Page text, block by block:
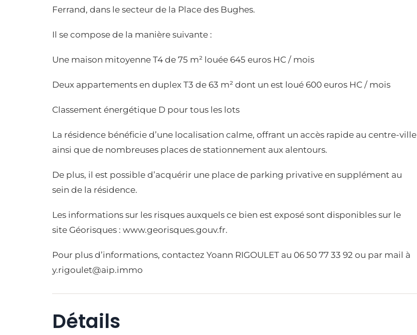
Ferrand, dans le secteur de la Place des Bughes.
Il se compose de la manière suivante :
Une maison mitoyenne T4 de 75 m² louée 645 euros HC / mois
Deux appartements en duplex T3 de 63 m² dont un est loué 600 euros HC / mois
Classement énergétique D pour tous les lots
La résidence bénéficie d’une localisation calme, offrant un accès rapide au centre-ville
ainsi que de nombreuses places de stationnement aux alentours.
De plus, il est possible d’acquérir une place de parking privative en supplément au
sein de la résidence.
Les informations sur les risques auxquels ce bien est exposé sont disponibles sur le
site Géorisques : www.georisques.gouv.fr.
Pour plus d’informations, contactez Yoann RIGOULET au 06 50 77 33 92 ou par mail à
y.rigoulet@aip.immo
Détails